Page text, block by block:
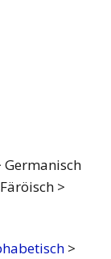
Germanisch
>
>